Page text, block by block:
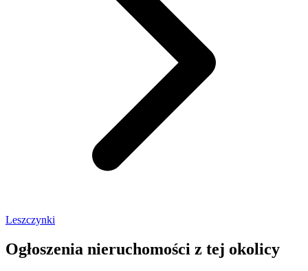
Leszczynki
Ogłoszenia nieruchomości z tej okolicy